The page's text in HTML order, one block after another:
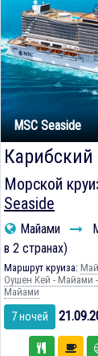
MSC Seaside
Карибский
Морской
Seaside
Майами
в 2 странах)
Маршрут круиза:
Оушен Кей - Майами
Майами
7 ночей